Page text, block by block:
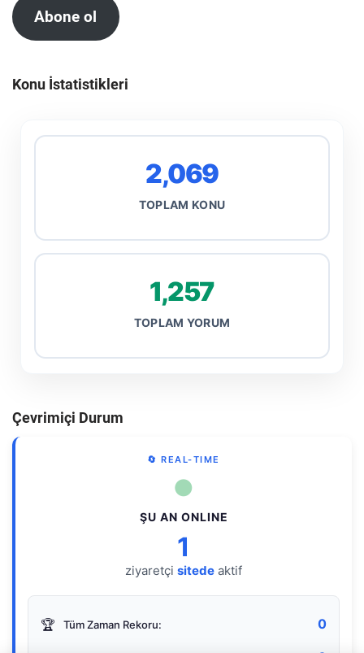
Abone ol
Konu İstatistikleri
2,069
TOPLAM KONU
1,257
TOPLAM YORUM
Çevrimiçi Durum
🔄 REAL-TIME
●
ŞU AN ONLINE
1
ziyaretçi sitede aktif
🏆 Tüm Zaman Rekoru: 0